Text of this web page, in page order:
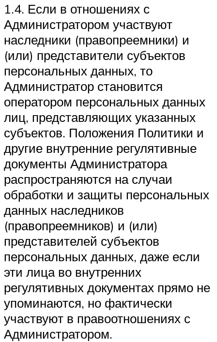
1.4. Если в отношениях с
Администратором участвуют
наследники (правопреемники) и
(или) представители субъектов
персональных данных, то
Администратор становится
оператором персональных данных
лиц, представляющих указанных
субъектов. Положения Политики и
другие внутренние регулятивные
документы Администратора
распространяются на случаи
обработки и защиты персональных
данных наследников
(правопреемников) и (или)
представителей субъектов
персональных данных, даже если
эти лица во внутренних
регулятивных документах прямо не
упоминаются, но фактически
участвуют в правоотношениях с
Администратором.